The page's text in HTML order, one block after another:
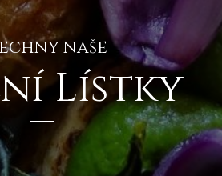
naše
Lístky